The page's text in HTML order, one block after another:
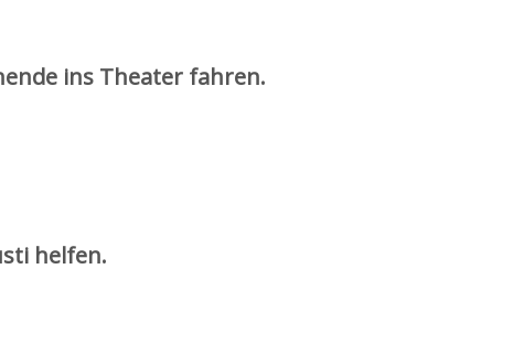
ins Theater fahren.
helfen.